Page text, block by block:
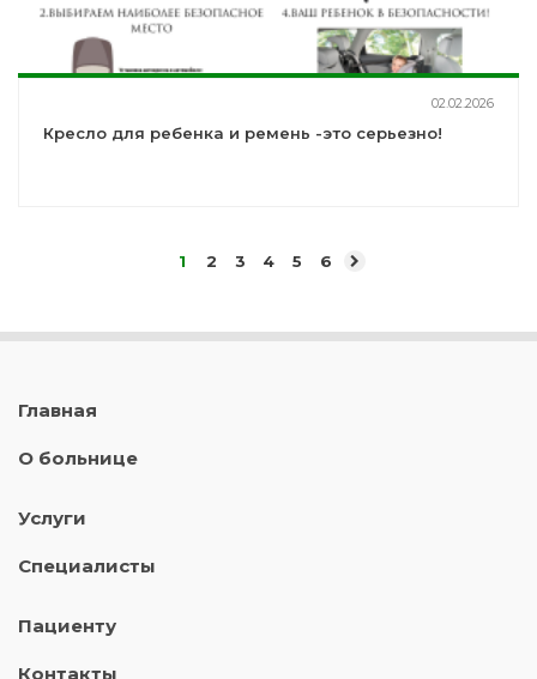
02.02.2026
Кресло для ребенка и ремень -это серьезно!
1 2 3 4 5 6
Главная
О больнице
Услуги
Специалисты
Пациенту
Контакты